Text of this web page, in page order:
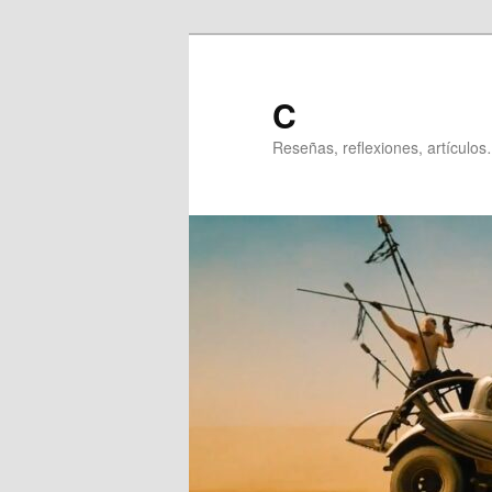
C
Reseñas, reflexiones,